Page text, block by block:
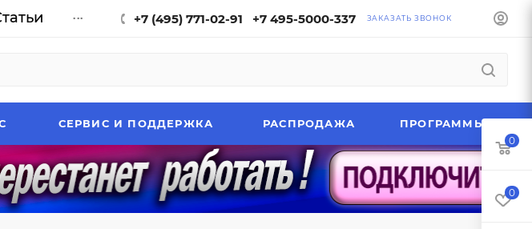
... +7 (495) 771-02-91 +7 495-5000-337 ЗАКАЗАТЬ ЗВОНОК
СЕРВИС И ПОДДЕРЖКА РАСПРОДАЖА ПРОГРАММЫ
0
0